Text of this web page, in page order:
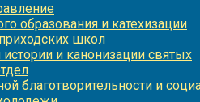
образования и катехизации
школ
и канонизации святых
благотворительности и